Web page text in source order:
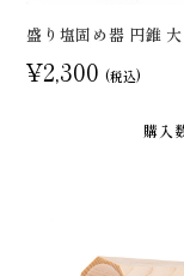
盛り塩固め器 円錐 大
¥2,300 (税込)
購入